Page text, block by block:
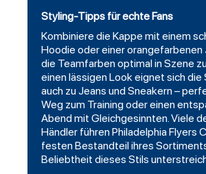
Styling-Tipps für echte Fans
Kombiniere die Kappe mit einem
Hoodie oder einer orangefarbenen
die Teamfarben optimal in Szene
einen lässigen Look eignet sich die
auch zu Jeans und Sneakern –
Weg zum Training oder einen
Abend mit Gleichgesinnten. Viele
Händler führen Philadelphia Flyers
festen Bestandteil ihres
Beliebtheit dieses Stils